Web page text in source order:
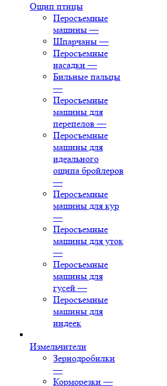
Ощип птицы
Перосъемные
машины —
Шпарчаны —
Перосъемные
насадки —
Бильные пальцы
—
Перосъемные
машины для
перепелов —
Перосъемные
машины для
идеального
ощипа бройлеров
—
Перосъемные
машины для кур
—
Перосъемные
машины для уток
—
Перосъемные
машины для
гусей —
Перосъемные
машины для
индеек
Измельчители
Зернодробилки
—
Корморезки —